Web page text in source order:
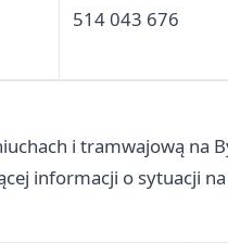
514 043 676
i tramwajową na
informacji o sytuacji